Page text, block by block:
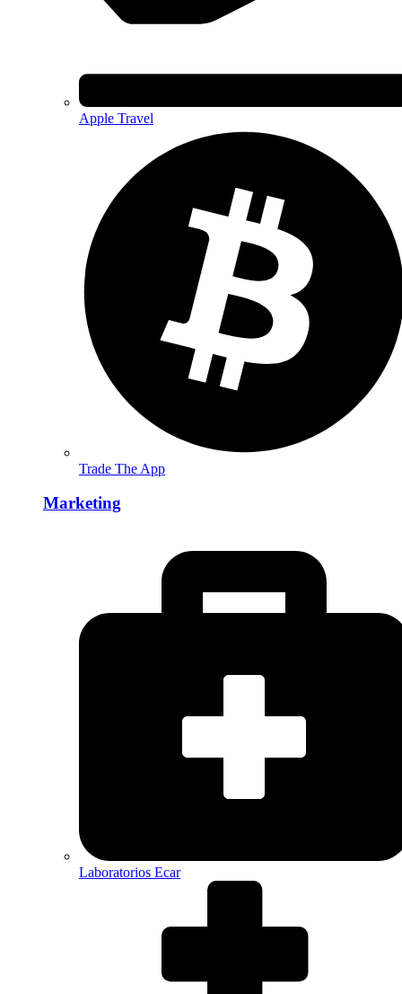
Apple Travel
Trade The App
Marketing
Laboratorios Ecar